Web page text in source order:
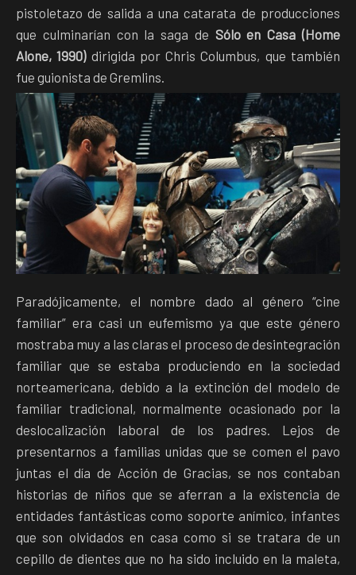
pistoletazo de salida a una catarata de producciones
que culminarían con la saga de Sólo en Casa (Home
Alone, 1990) dirigida por Chris Columbus, que también
fue guionista de Gremlins.
Paradójicamente, el nombre dado al género “cine
familiar” era casi un eufemismo ya que este género
mostraba muy a las claras el proceso de desintegración
familiar que se estaba produciendo en la sociedad
norteamericana, debido a la extinción del modelo de
familiar tradicional, normalmente ocasionado por la
deslocalización laboral de los padres. Lejos de
presentarnos a familias unidas que se comen el pavo
juntas el día de Acción de Gracias, se nos contaban
historias de niños que se aferran a la existencia de
entidades fantásticas como soporte anímico, infantes
que son olvidados en casa como si se tratara de un
cepillo de dientes que no ha sido incluido en la maleta,